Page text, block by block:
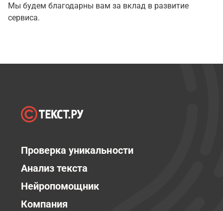
Мы будем благодарны вам за вклад в развитие
сервиса.
Проверка уникальности
Анализ текста
Нейропомощник
Компания